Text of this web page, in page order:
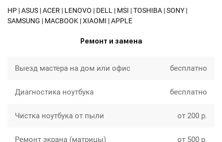
HP | ASUS | ACER | LENOVO | DELL | MSI | TOSHIBA | SONY |
SAMSUNG | MACBOOK | XIAOMI | APPLE
Ремонт и замена
Выезд мастера на дом или офис бесплатно
Диагностика ноутбука бесплатно
Чистка ноутбука от пыли от 200 р.
Ремонт экрана (матрицы) от 500 р.